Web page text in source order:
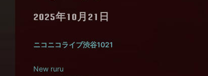
2025年10月21日
ニコニコライブ渋谷1021
New ruru